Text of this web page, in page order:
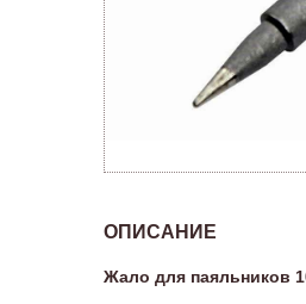
ОПИСАНИЕ
Жало для паяльников